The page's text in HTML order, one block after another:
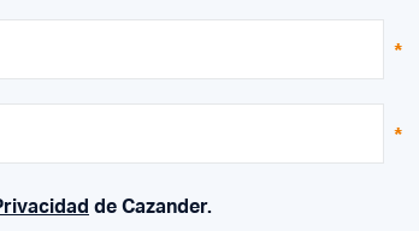
de Cazander.